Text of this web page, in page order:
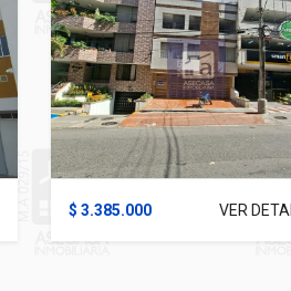
$ 3.385.000 VER